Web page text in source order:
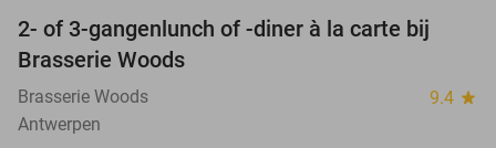
31%
2- of 3-gangenlunch of -diner à la carte bij
Brasserie Woods
Brasserie Woods 9.4 star
Antwerpen